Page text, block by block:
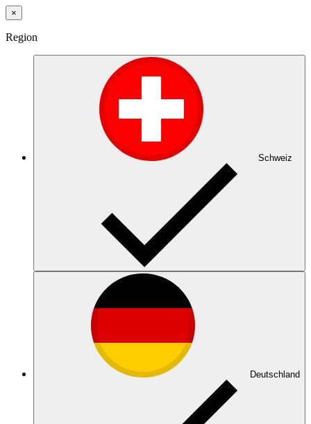
×
Region
Schweiz
Deutschland